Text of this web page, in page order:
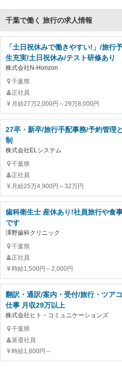
千葉で働く 旅行の求人情報
「土日祝休みで働きやすい!」/旅行
生充実/土日祝休み/テスト研修あり
株式会社N-Horizon
千葉県
正社員
月給27万2,000円～29万8,000円
27卒・新卒/旅行手配事務/予約管理
制
株式会社ELシステム
千葉県
正社員
月給25万4,900円～32万円
歯科衛生士 産休あり!社員旅行や食
です
澤野歯科クリニック
千葉県
正社員
時給1,500円～2,000円
翻訳・通訳/案内・受付/旅行・ツア
仕事 月収29万以上
株式会社ヒト・コミュニケーションズ
千葉県
派遣社員
時給1,800円～